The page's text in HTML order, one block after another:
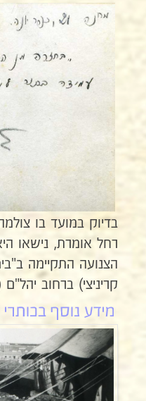
בדיוק במועד בו
רחל אומרת, נישאו
הצנועה התקיימה
קריניצי) ברחוב יהל"ם